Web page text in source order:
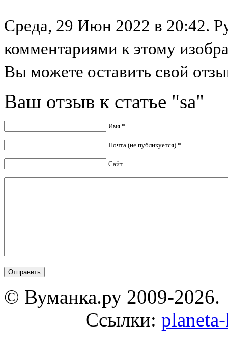
Среда, 29 Июн 2022 в 20:42.
комментариями к этому
Вы можете оставить свой
Ваш отзыв к статье "sa"
Имя *
Почта (не публикуется) *
Сайт
© Вуманка.ру 2009-2026.
Ссылки: